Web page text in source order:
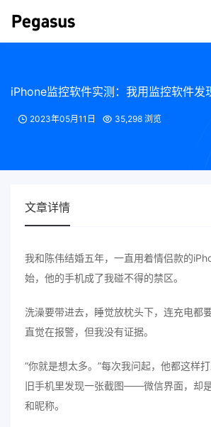
iPhone监控软件实测：我用监控软件发
2023年05月11日 35,298 浏览
文章详情
我和陈伟结婚五年，一直用着情侣款的
始，他的手机成了我碰不得的禁区。
洗澡要带进去，睡觉放枕头下，连充电都
直觉在报警，但我没有证据。
“你就是想太多。”每次我问起，他都这样
旧手机里发现一张截图——微信界面，却
和昵称。